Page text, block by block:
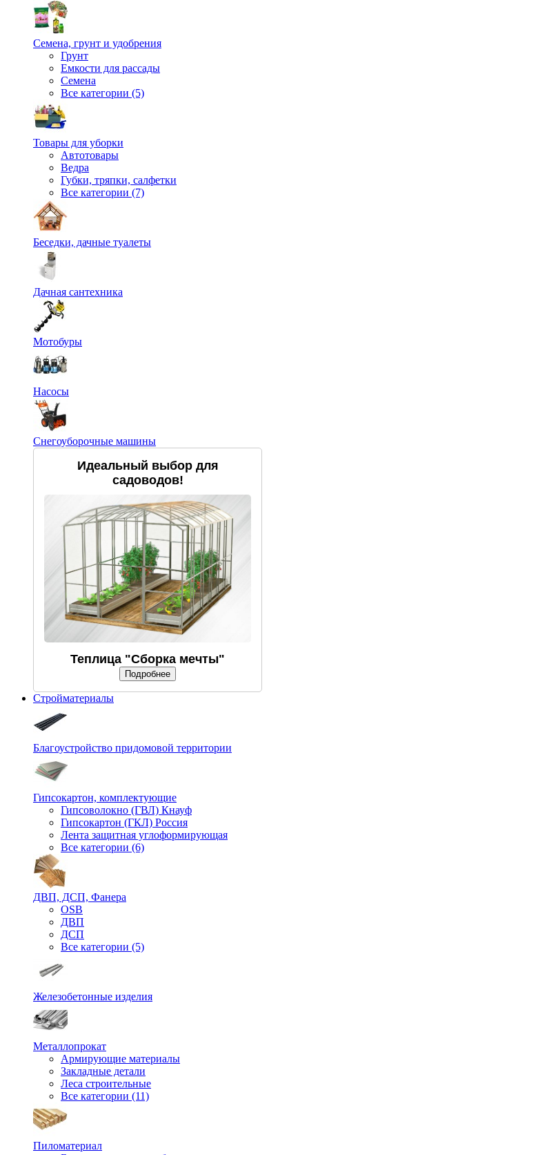
Семена, грунт и удобрения
Грунт
Емкости для рассады
Семена
Все категории (5)
Товары для уборки
Автотовары
Ведра
Губки, тряпки, салфетки
Все категории (7)
Беседки, дачные туалеты
Дачная сантехника
Мотобуры
Насосы
Снегоуборочные машины
Идеальный выбор для
садоводов!
Теплица "Сборка мечты"
Подробнее
Стройматериалы
Благоустройство придомовой территории
Гипсокартон, комплектующие
Гипсоволокно (ГВЛ) Кнауф
Гипсокартон (ГКЛ) Россия
Лента защитная углоформирующая
Все категории (6)
ДВП, ДСП, Фанера
OSB
ДВП
ДСП
Все категории (5)
Железобетонные изделия
Металлопрокат
Армирующие материалы
Закладные детали
Леса строительные
Все категории (11)
Пиломатериал